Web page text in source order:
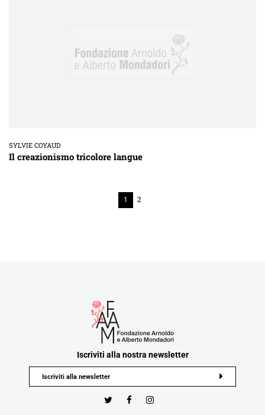
SYLVIE COYAUD
Il creazionismo tricolore langue
1 2
Iscriviti alla nostra newsletter